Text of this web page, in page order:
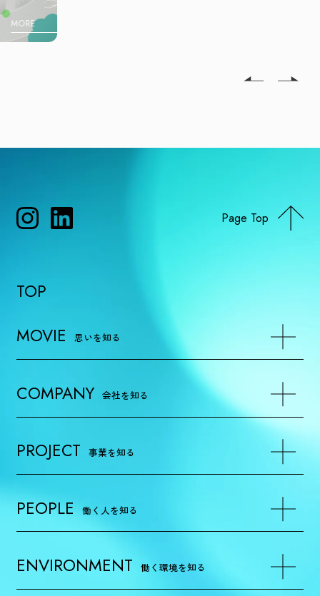
MORE
Page Top
TOP
MOVIE
思いを知る
COMPANY 会社を知る
PROJECT 事業を知る
PEOPLE 働く人を知る
ENVIRONMENT 働く環境を知る